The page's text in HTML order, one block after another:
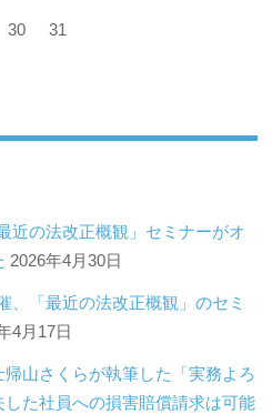
30
31
近の法改正概観」セミナーがオ
2026年4月30日
、「最近の法改正概観」のセミ
4月17日
山さくらが執筆した「実務よろ
た社員への損害賠償請求は可能